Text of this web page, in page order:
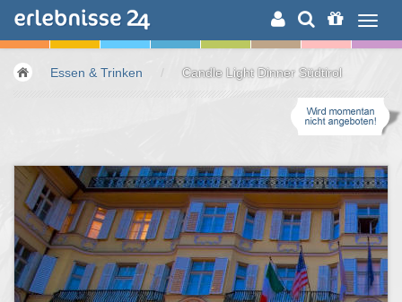
ERLEBNISSUCHE
Essen & Trinken / Candle Light Dinner Südtirol